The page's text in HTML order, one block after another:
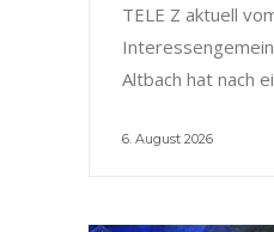
TELE Z aktuell
Altbach hat nach
6. August 2026